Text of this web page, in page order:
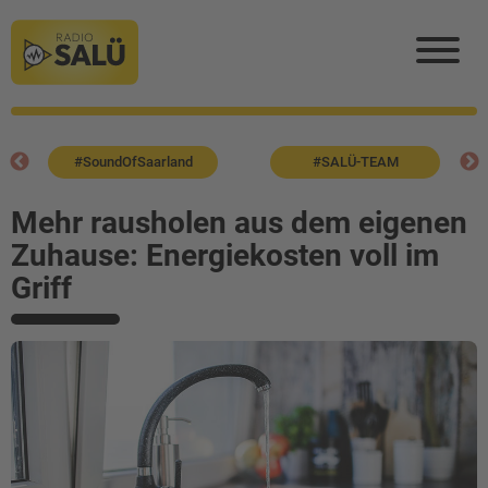
#SoundOfSaarland #SALÜ-TEAM
Mehr rausholen aus dem eigenen
Zuhause: Energiekosten voll im
Griff